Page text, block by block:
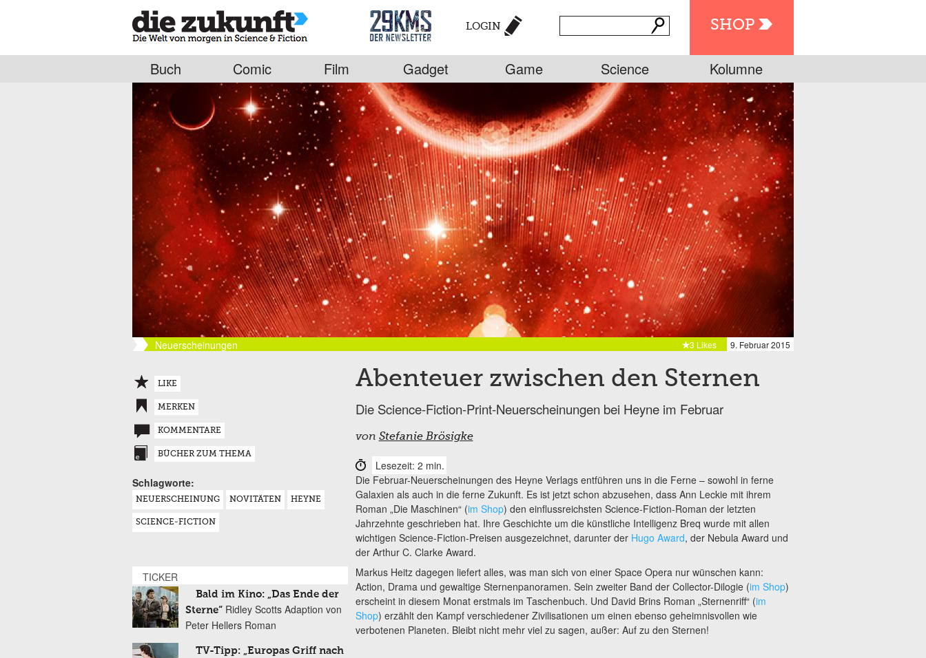
SHOP
LOGIN
Buch Comic Film Gadget Game Science Kolumne
Neuerscheinungen 9. Februar 2015
3 Likes
Abenteuer zwischen den Sternen
Die Science-Fiction-Print-Neuerscheinungen bei Heyne im Februar
von Stefanie Brösigke
Lesezeit: 2 min.
Die Februar-Neuerscheinungen des Heyne Verlags entführen uns in die Ferne – sowohl in ferne
Galaxien als auch in die ferne Zukunft. Es ist jetzt schon abzusehen, dass Ann Leckie mit ihrem
Roman „Die Maschinen“ (im Shop) den einflussreichsten Science-Fiction-Roman der letzten
Jahrzehnte geschrieben hat. Ihre Geschichte um die künstliche Intelligenz Breq wurde mit allen
wichtigen Science-Fiction-Preisen ausgezeichnet, darunter der Hugo Award, der Nebula Award und
der Arthur C. Clarke Award.
Markus Heitz dagegen liefert alles, was man sich von einer Space Opera nur wünschen kann:
Action, Drama und gewaltige Sternenpanoramen. Sein zweiter Band der Collector-Dilogie (im Shop)
erscheint in diesem Monat erstmals im Taschenbuch. Und David Brins Roman „Sternenriff“ (im
Shop) erzählt den Kampf verschiedener Zivilisationen um einen ebenso geheimnisvollen wie
verbotenen Planeten. Bleibt nicht mehr viel zu sagen, außer: Auf zu den Sternen!
LIKE
MERKEN
KOMMENTARE
BÜCHER ZUM THEMA
Schlagworte:
NEUERSCHEINUNG NOVITÄTEN HEYNE
SCIENCE-FICTION
TICKER
Bald im Kino: „Das Ende der
Sterne“ Ridley Scotts Adaption von
Peter Hellers Roman
TV-Tipp: „Europas Griff nach